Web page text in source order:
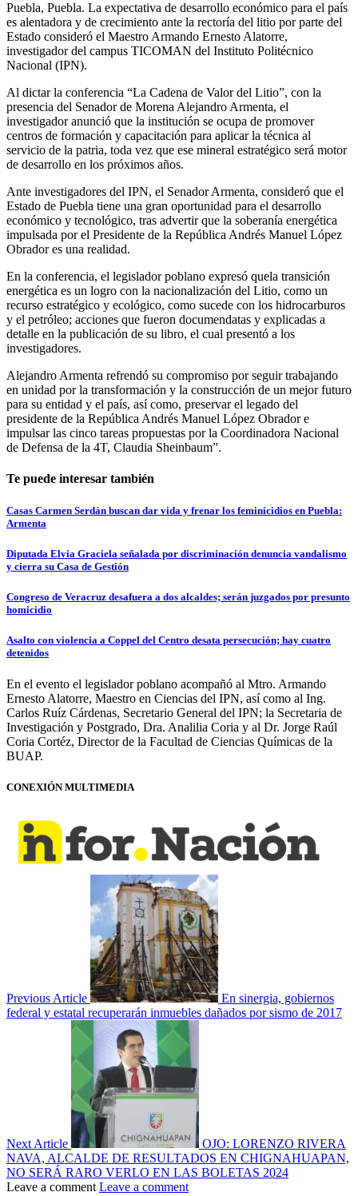
Puebla, Puebla. La expectativa de desarrollo económico para el país
es alentadora y de crecimiento ante la rectoría del litio por parte del
Estado consideró el Maestro Armando Ernesto Alatorre,
investigador del campus TICOMAN del Instituto Politécnico
Nacional (IPN).
Al dictar la conferencia “La Cadena de Valor del Litio”, con la
presencia del Senador de Morena Alejandro Armenta, el
investigador anunció que la institución se ocupa de promover
centros de formación y capacitación para aplicar la técnica al
servicio de la patria, toda vez que ese mineral estratégico será motor
de desarrollo en los próximos años.
Ante investigadores del IPN, el Senador Armenta, consideró que el
Estado de Puebla tiene una gran oportunidad para el desarrollo
económico y tecnológico, tras advertir que la soberanía energética
impulsada por el Presidente de la República Andrés Manuel López
Obrador es una realidad.
En la conferencia, el legislador poblano expresó quela transición
energética es un logro con la nacionalización del Litio, como un
recurso estratégico y ecológico, como sucede con los hidrocarburos
y el petróleo; acciones que fueron documendatas y explicadas a
detalle en la publicación de su libro, el cual presentó a los
investigadores.
Alejandro Armenta refrendó su compromiso por seguir trabajando
en unidad por la transformación y la construcción de un mejor futuro
para su entidad y el país, así como, preservar el legado del
presidente de la República Andrés Manuel López Obrador e
impulsar las cinco tareas propuestas por la Coordinadora Nacional
de Defensa de la 4T, Claudia Sheinbaum”.
Te puede interesar también
Casas Carmen Serdán buscan dar vida y frenar los feminicidios en Puebla:
Armenta
Diputada Elvia Graciela señalada por discriminación denuncia vandalismo
y cierra su Casa de Gestión
Congreso de Veracruz desafuera a dos alcaldes; serán juzgados por presunto
homicidio
Asalto con violencia a Coppel del Centro desata persecución; hay cuatro
detenidos
En el evento el legislador poblano acompañó al Mtro. Armando
Ernesto Alatorre, Maestro en Ciencias del IPN, así como al Ing.
Carlos Ruíz Cárdenas, Secretario General del IPN; la Secretaria de
Investigación y Postgrado, Dra. Analilia Coria y al Dr. Jorge Raúl
Coria Cortéz, Director de la Facultad de Ciencias Químicas de la
BUAP.
CONEXIÓN MULTIMEDIA
Previous Article
En sinergia, gobiernos
federal y estatal recuperarán inmuebles dañados por sismo de 2017
Next Article
OJO: LORENZO RIVERA
NAVA, ALCALDE DE RESULTADOS EN CHIGNAHUAPAN,
NO SERÁ RARO VERLO EN LAS BOLETAS 2024
Leave a comment Leave a comment